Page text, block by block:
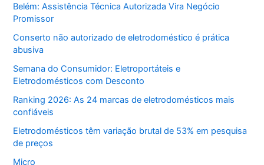
Belém: Assistência Técnica Autorizada Vira Negócio
Promissor
Conserto não autorizado de eletrodoméstico é prática
abusiva
Semana do Consumidor: Eletroportáteis e
Eletrodomésticos com Desconto
Ranking 2026: As 24 marcas de eletrodomésticos mais
confiáveis
Eletrodomésticos têm variação brutal de 53% em pesquisa
de preços
Micro